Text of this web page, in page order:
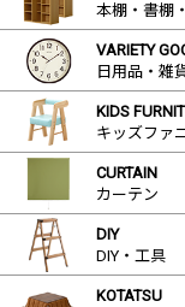
本棚・書棚
VARIETY
日用品・雑
KIDS
キッズファ
CURTAIN
カーテン
DIY
DIY・工具
KOTATSU